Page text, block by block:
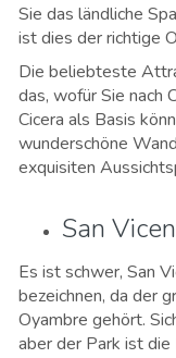
Sie das ländliche
ist dies der richtige
Die beliebteste
das, wofür Sie nach
Cicera als Basis
wunderschöne
exquisiten
San
Es ist schwer, San
bezeichnen, da der
Oyambre gehört.
aber der Park ist